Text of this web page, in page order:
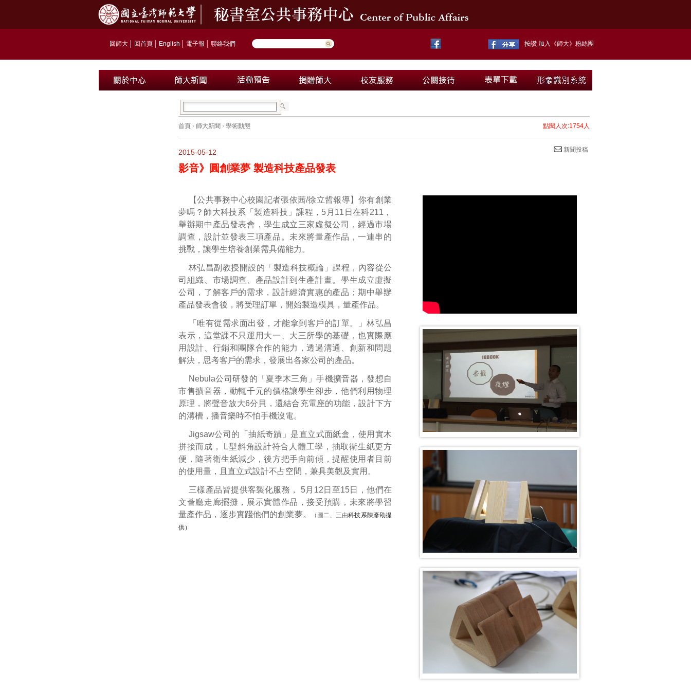
回師大 回首頁 English 電子報 聯絡我們 按讚 加入《師大》粉絲團
首頁 › 師大新聞 › 學術動態 點閱人次:1754人
新聞投稿
2015-05-12
影音》圓創業夢 製造科技產品發表
【公共事務中心校園記者張依茜/徐立哲報導】你有創業
夢嗎？師大科技系「製造科技」課程， 5 月 11 日在科211 ，
舉辦期中產品發表會，學生成立三家虛擬公司，經過市場
調查，設計並發表三項產品。未來將量產作品，一連串的
挑戰，讓學生培養創業需具備能力。
林弘昌副教授開設的「製造科技概論」課程，內容從公
司組織、市場調查、產品設計到生產計畫。學生成立虛擬
公司，了解客戶的需求，設計經濟實惠的產品；期中舉辦
產品發表會後，將受理訂單，開始製造模具，量產作品。
「唯有從需求面出發，才能拿到客戶的訂單。」林弘昌
表示，這堂課不只運用大一、大三所學的基礎，也實際應
用設計、行銷和團隊合作的能力，透過溝通、創新和問題
解決，思考客戶的需求，發展出各家公司的產品。
Nebula公司研發的「夏季木三角」手機擴音器，發想自
市售擴音器，動輒千元的價格讓學生卻步，他們利用物理
原理，將聲音放大6分貝，還結合充電座的功能，設計下方
的溝槽，播音樂時不怕手機沒電。
Jigsaw公司的「抽紙奇蹟」是直立式面紙盒，使用實木
拼接而成，
L型斜角設計符合人體工學，抽取衛生紙更方
便，隨著衛生紙減少，後方把手向前傾，提醒使用者目前
的使用量，且直立式設計不占空間，兼具美觀及實用。
三樣產品皆提供客製化服務， 5月 12 日至15日，他們在
文薈廳走廊擺攤，展示實體作品，接受預購，未來將學習
量產作品，逐步實踐他們的創業夢。
（圖二、三由科技系陳彥劭提
供）